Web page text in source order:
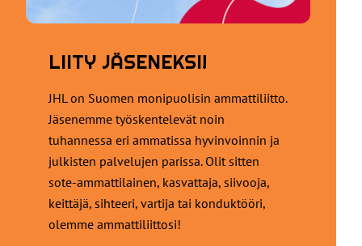
LIITY JÄSENEKSI!
JHL on Suomen monipuolisin ammattiliitto.
Jäsenemme työskentelevät noin
tuhannessa eri ammatissa hyvinvoinnin ja
julkisten palvelujen parissa. Olit sitten
sote-ammattilainen, kasvattaja, siivooja,
keittäjä, sihteeri, vartija tai konduktööri,
olemme ammattiliittosi!